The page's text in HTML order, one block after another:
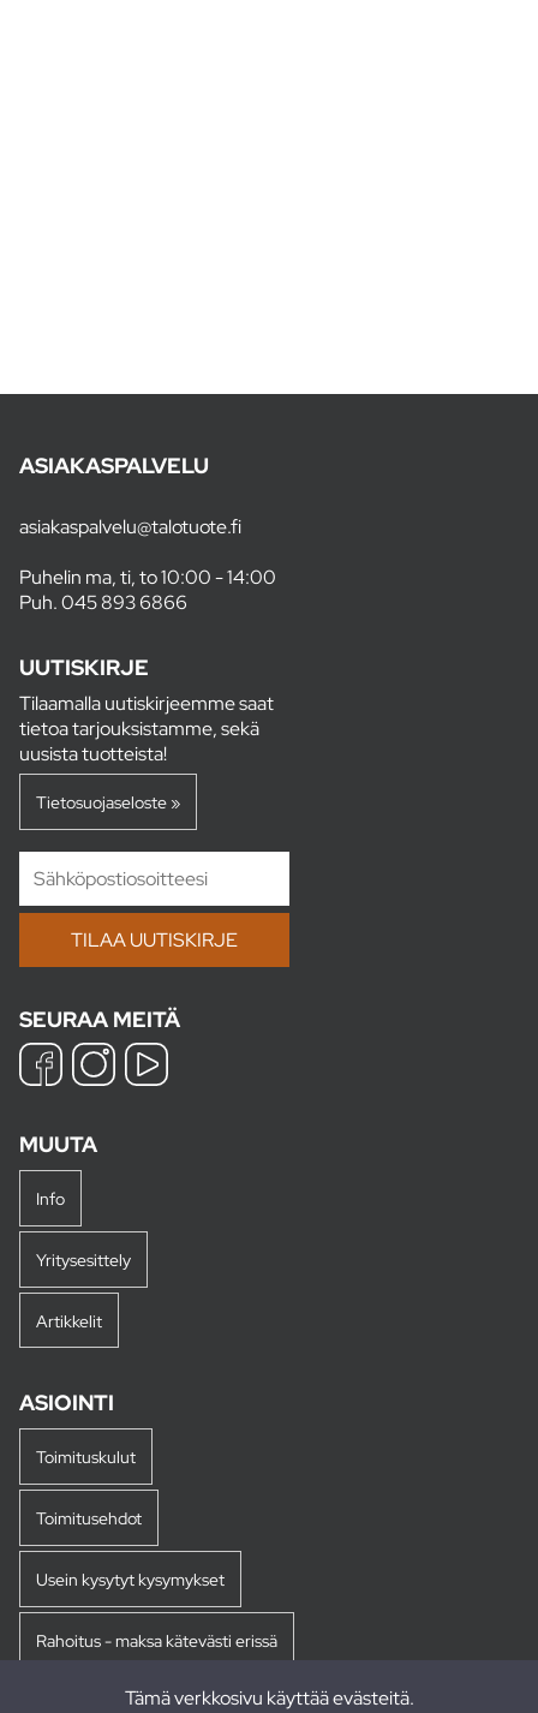
ASIAKASPALVELU
asiakaspalvelu@talotuote.fi
Puhelin ma, ti, to 10:00 - 14:00
Puh.045 893 6866
UUTISKIRJE
Tilaamalla uutiskirjeemme saat
tietoa tarjouksistamme, sekä
uusista tuotteista!
Tietosuojaseloste »
SEURAA MEITÄ
MUUTA
Info
Yritysesittely
Artikkelit
ASIOINTI
Toimituskulut
Toimitusehdot
Usein kysytyt kysymykset
Rahoitus - maksa kätevästi erissä
Tämä verkkosivu käyttää evästeitä.